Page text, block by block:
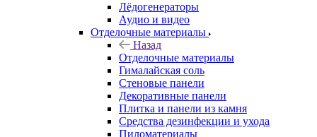
Лёдогенераторы
Аудио и видео
Отделочные материалы
Назад
Отделочные материалы
Гималайская соль
Стеновые панели
Декоративные панели
Плитка и панели из камня
Средства дезинфекции и ухода
Пиломатериалы